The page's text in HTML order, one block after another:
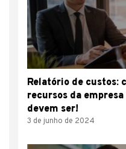
Relatório de custos:
recursos da
devem ser!
3 de junho de 2024